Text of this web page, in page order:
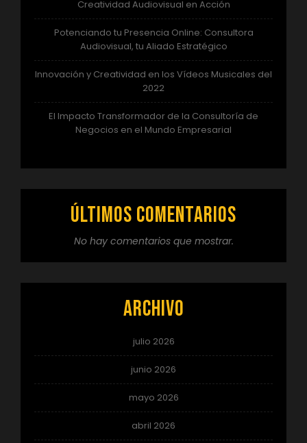
Creatividad Audiovisual en Acción
Potenciando tu Presencia Online: Consultora
Audiovisual, tu Aliado Estratégico
Innovación y Creatividad en los Vídeos Musicales del
2022
El Impacto Transformador de la Consultoría de
Negocios en el Mundo Empresarial
Últimos comentarios
No hay comentarios que mostrar.
Archivo
julio 2026
junio 2026
mayo 2026
abril 2026